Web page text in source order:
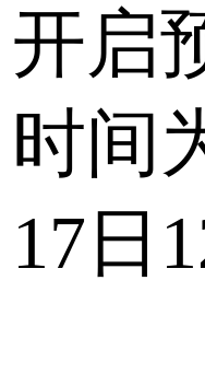
开启
时间
17日